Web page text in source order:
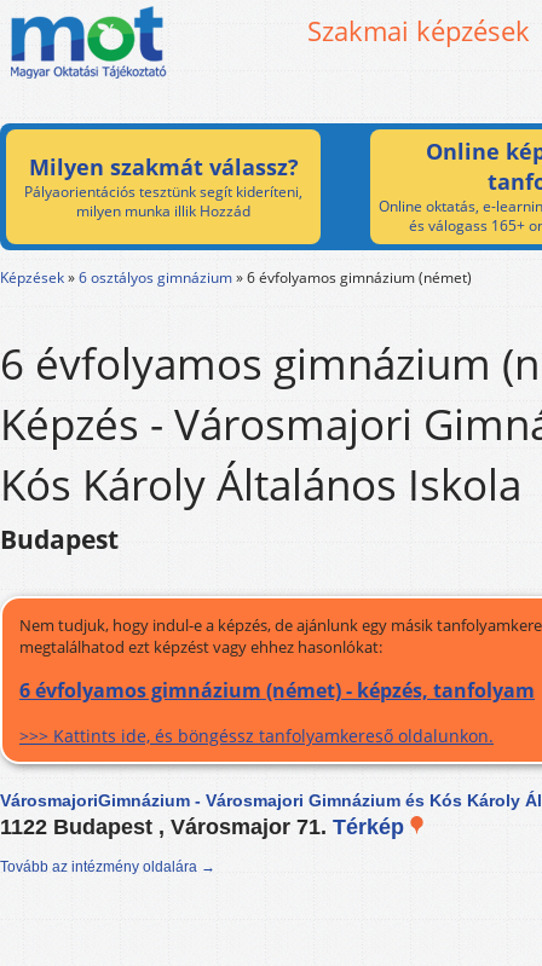
Szakmai képzések
Milyen szakmát válassz?
Pályaorientációs tesztünk segít kideríteni,
milyen munka illik Hozzád
Online
Online oktatás, e-
és válogass 165+
Képzések»6 osztályos gimnázium»6 évfolyamos gimnázium (német)
6 évfolyamos gimnázium
Képzés - Városmajori
Kós Károly Általános Iskola
Budapest
Nem tudjuk, hogy indul-e a képzés, de ajánlunk egy másik
megtalálhatod ezt képzést vagy ehhez hasonlókat:
6 évfolyamos gimnázium (német) - képzés, tanfolyam
>>> Kattints ide, és böngéssz tanfolyamkereső oldalunkon.
VárosmajoriGimnázium - Városmajori Gimnázium és Kós Károly
1122 Budapest , Városmajor 71. Térkép
Tovább az intézmény oldalára →